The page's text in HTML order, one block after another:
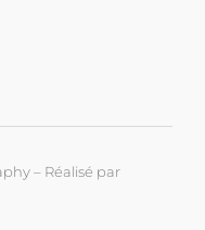
– Réalisé par